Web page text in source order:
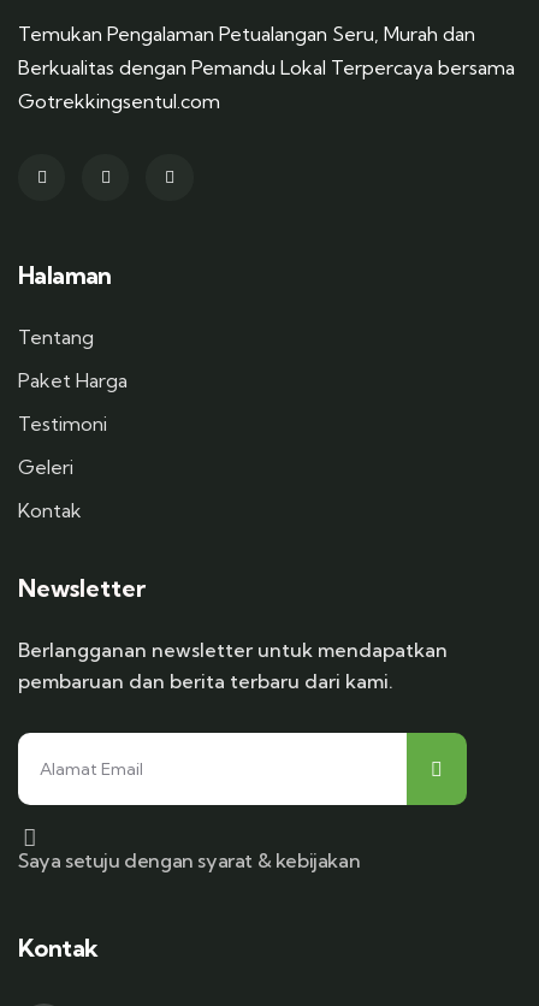
Temukan Pengalaman Petualangan Seru, Murah dan
Berkualitas dengan Pemandu Lokal Terpercaya bersama
Gotrekkingsentul.com
Halaman
Tentang
Paket Harga
Testimoni
Geleri
Kontak
Newsletter
Berlangganan newsletter untuk mendapatkan
pembaruan dan berita terbaru dari kami.
Saya setuju dengan syarat & kebijakan
Kontak